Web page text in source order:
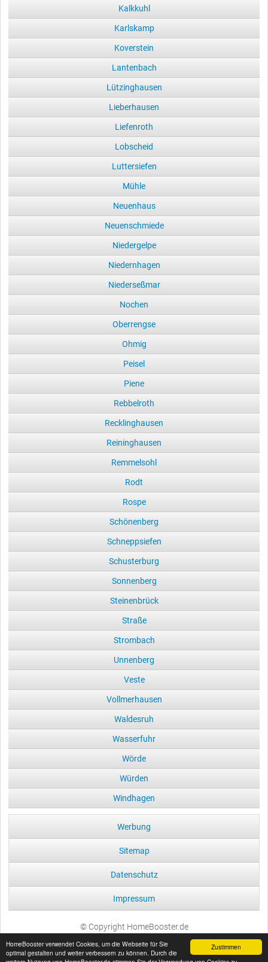
Zustimmen
HomeBooster verwendet Cookies, um die Webseite für Sie
optimal gestalten und weiter verbessern zu können. Durch die
Kalkkuhl
Karlskamp
Koverstein
Lantenbach
Lützinghausen
Lieberhausen
Liefenroth
Lobscheid
Luttersiefen
Mühle
Neuenhaus
Neuenschmiede
Niedergelpe
Niedernhagen
Niederseßmar
Nochen
Oberrengse
Ohmig
Peisel
Piene
Rebbelroth
Recklinghausen
Reininghausen
Remmelsohl
Rodt
Rospe
Schönenberg
Schneppsiefen
Schusterburg
Sonnenberg
Steinenbrück
Straße
Strombach
Unnenberg
Veste
Vollmerhausen
Waldesruh
Wasserfuhr
Wörde
Würden
Windhagen
Werbung
Sitemap
Datenschutz
Impressum
© Copyright HomeBooster.de